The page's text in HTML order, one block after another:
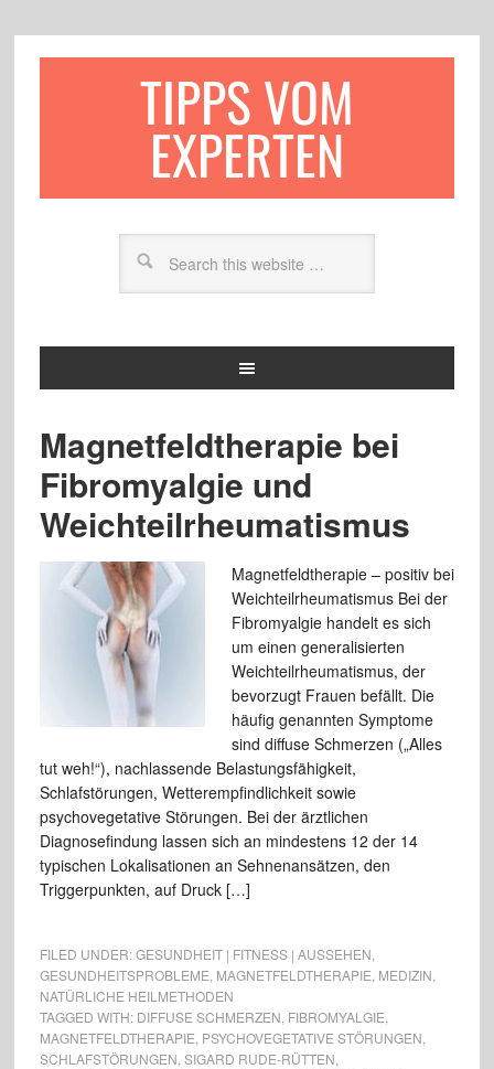
TIPPS VOM
EXPERTEN
Magnetfeldtherapie bei
Fibromyalgie und
Weichteilrheumatismus
Magnetfeldtherapie – positiv bei
Weichteilrheumatismus Bei der
Fibromyalgie handelt es sich
um einen generalisierten
Weichteilrheumatismus, der
bevorzugt Frauen befällt. Die
häufig genannten Symptome
sind diffuse Schmerzen („Alles
tut weh!“), nachlassende Belastungsfähigkeit,
Schlafstörungen, Wetterempfindlichkeit sowie
psychovegetative Störungen. Bei der ärztlichen
Diagnosefindung lassen sich an mindestens 12 der 14
typischen Lokalisationen an Sehnenansätzen, den
Triggerpunkten, auf Druck […]
FILED UNDER:GESUNDHEIT | FITNESS | AUSSEHEN
GESUNDHEITSPROBLEME MAGNETFELDTHERAPIE MEDIZIN
NATÜRLICHE HEILMETHODEN
TAGGED WITH: DIFFUSE SCHMERZEN FIBROMYALGIE
MAGNETFELDTHERAPIE PSYCHOVEGETATIVE STÖRUNGEN
SCHLAFSTÖRUNGEN SIGARD RUDE-RÜTTEN